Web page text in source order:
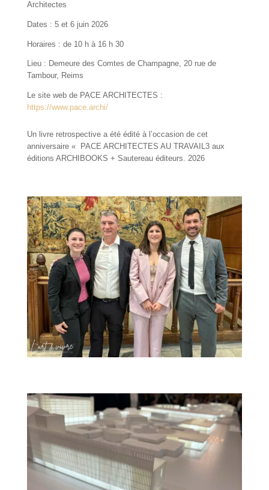
Architectes
Dates : 5 et 6 juin 2026
Horaires : de 10 h à 16 h 30
Lieu : Demeure des Comtes de Champagne, 20 rue de
Tambour, Reims
Le site web de PACE ARCHITECTES :
https://www.pace.archi/
Un livre retrospective a été édité à l’occasion de cet
anniversaire « PACE ARCHITECTES AU TRAVAIL3 aux
éditions ARCHIBOOKS + Sautereau éditeurs. 2026